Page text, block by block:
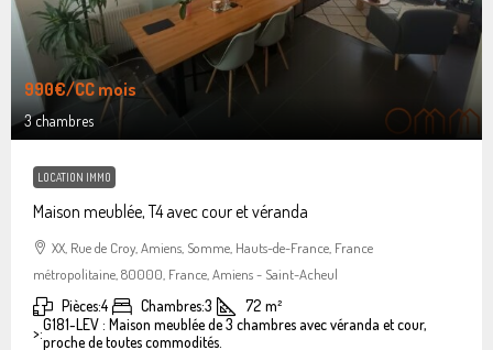
990€/CC mois
3 chambres
LOCATION IMMO
Maison meublée, T4 avec cour et véranda
XX, Rue de Croy, Amiens, Somme, Hauts-de-France, France
métropolitaine, 80000, France, Amiens - Saint-Acheul
Pièces:4 Chambres:3 72 m²
>:G181-LEV : Maison meublée de 3 chambres avec véranda et cour,
proche de toutes commodités.